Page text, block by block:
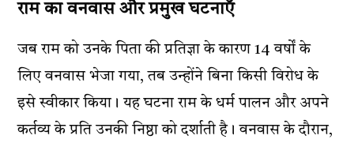
राम का वनवास और प्रमुख घटनाएँ
जब राम को उनके पिता की प्रतिज्ञा के कारण 14 वर्षों के
लिए वनवास भेजा गया, तब उन्होंने बिना किसी विरोध के
इसे स्वीकार किया। यह घटना राम के धर्म पालन और अपने
कर्तव्य के प्रति उनकी निष्ठा को दर्शाती है। वनवास के दौरान,